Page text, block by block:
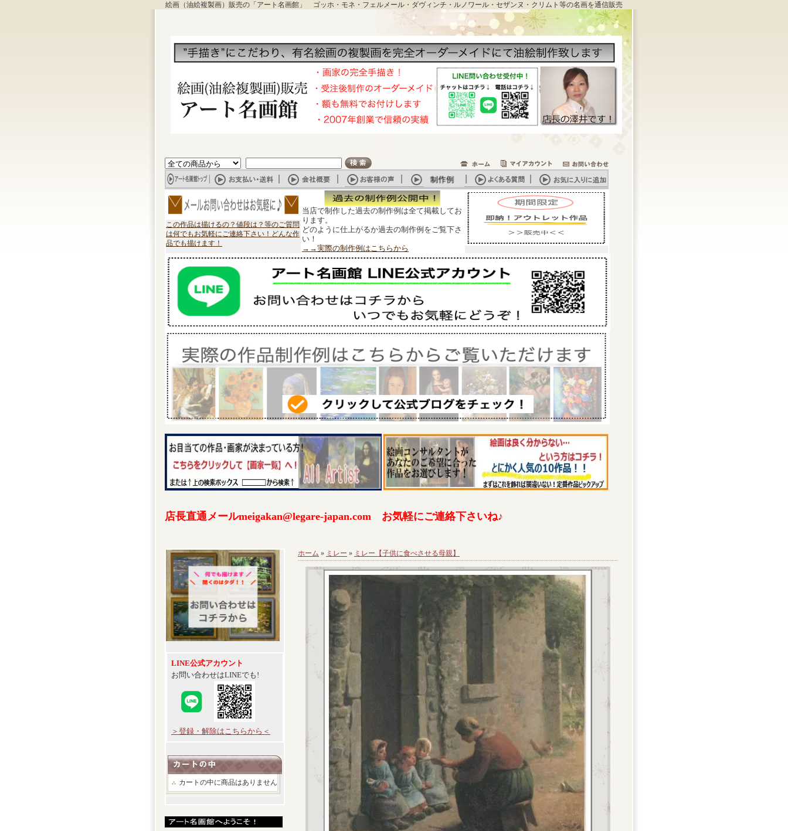
絵画（油絵複製画）販売の「アート名画館」 ゴッホ・モネ・フェルメール・ダヴィンチ・ルノワール・セザンヌ・クリムト等の名画を通信販売
この作品は描けるの？値段は？等のご質問
は何でもお気軽にご連絡下さい！どんな作
品でも描けます！
当店で制作した過去の制作例は全て掲載してお
ります。
どのように仕上がるか過去の制作例をご覧下さ
い！
→→実際の制作例はこちらから
店長直通メールmeigakan@legare-japan.com お気軽にご連絡下さいね♪
LINE公式アカウント
お問い合わせはLINEでも!
＞登録・解除はこちらから＜
カートの中に商品はありません
ホーム » ミレー » ミレー【子供に食べさせる母親】